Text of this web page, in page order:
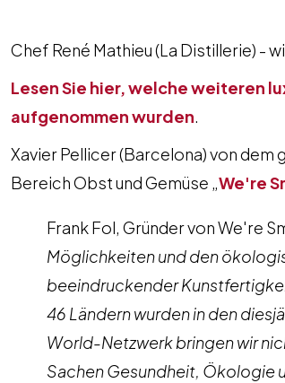
Chef René Mathieu (La Distillerie) -
Lesen Sie hier, welche weiteren
aufgenommen wurden.
Xavier Pellicer (Barcelona) von dem
Bereich Obst und Gemüse „We're
Frank Fol, Gründer von We're
Möglichkeiten und den
beeindruckender
46 Ländern wurden in den
World-Netzwerk bringen wir
Sachen Gesundheit, Ökologie